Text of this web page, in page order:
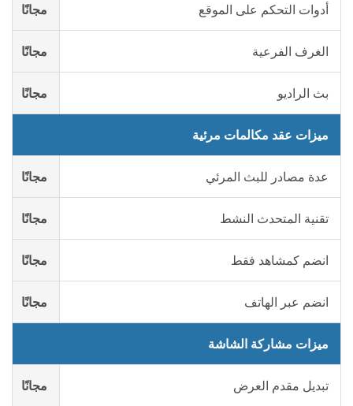
أدوات التحكم على الموقع مجانًا
الغرف الفرعية مجانًا
بث الراديو مجانًا
ميزات عقد مكالمات مرئية
عدة مصادر للبث المرئي مجانًا
تقنية المتحدث النشط مجانًا
انضم كمشاهد فقط مجانًا
انضم عبر الهاتف مجانًا
ميزات مشاركة الشاشة
تبديل مقدم العرض مجانًا